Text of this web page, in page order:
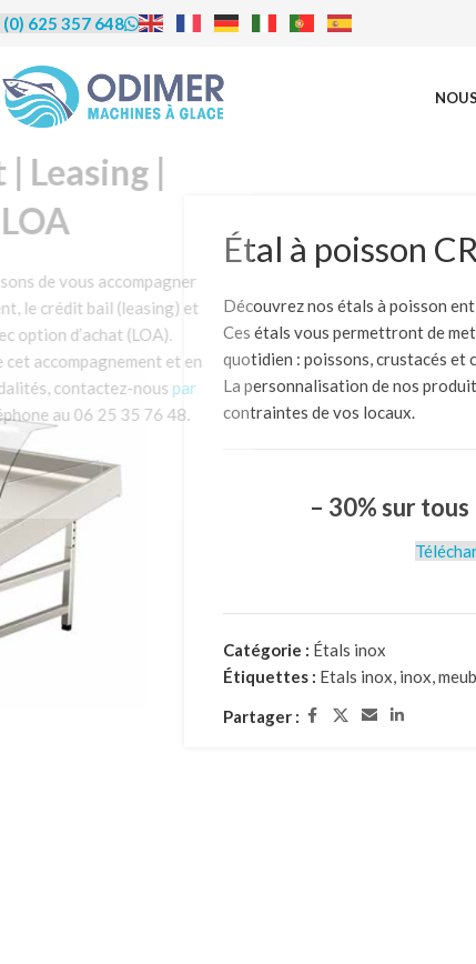
| Leasing |
LOA
proposons de vous accompagner
le crédit bail (leasing) et
avec option d’achat (LOA).
de cet accompagnement et en
modalités, contactez-nous par
téléphone au 06 25 35 76 48.
(0) 625 357 648
Étal à poisson
Découvrez nos étals à poisson
Ces étals vous permettront de
quotidien : poissons, crustacés et
La personnalisation de nos
contraintes de vos locaux.
– 30% sur
Catégorie : Étals inox
Étiquettes : Etals inox, inox,
Partager :